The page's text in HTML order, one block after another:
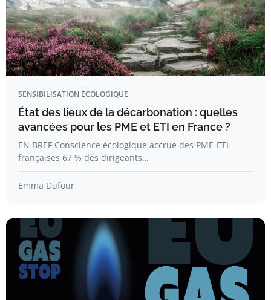
SENSIBILISATION ÉCOLOGIQUE
État des lieux de la décarbonation : quelles
avancées pour les PME et ETI en France ?
EN BREF Conscience écologique accrue des PME-ETI
françaises 67 % des dirigeants…
Emma Dufour